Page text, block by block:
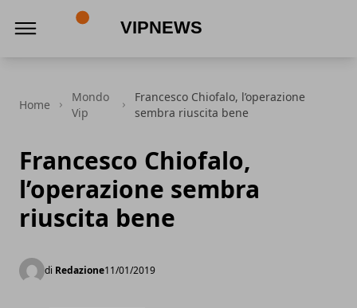
Home
Mondo
Vip
Francesco Chiofalo, l’operazione
sembra riuscita bene
Francesco Chiofalo,
l’operazione sembra
riuscita bene
di Redazione11/01/2019